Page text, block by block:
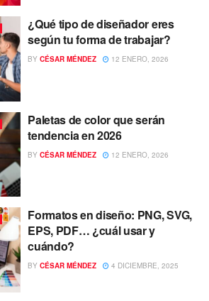
¿Qué tipo de diseñador eres
según tu forma de trabajar?
BY CÉSAR MÉNDEZ 12 ENERO, 2026
Paletas de color que serán
tendencia en 2026
BY CÉSAR MÉNDEZ 12 ENERO, 2026
Formatos en diseño: PNG, SVG,
EPS, PDF… ¿cuál usar y
cuándo?
BY CÉSAR MÉNDEZ 4 DICIEMBRE, 2025